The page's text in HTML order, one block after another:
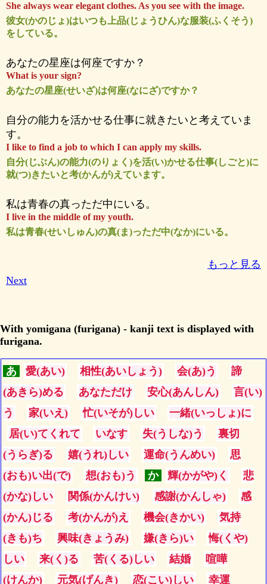
She always wear elegant clothes. As you see with the image.
彼女(かのじょ)はいつも上品(じょうひん)な服装(ふくそう)
をしている。
あなたの星座は何座ですか？
What is your sign?
あなたの星座(せいざ)は何座(なにざ)ですか？
自分の能力を活かせる仕事に就きたいと考えていま
す。
I like to find a job to which I can apply my skills.
自分(じぶん)の能力(のりょく)を活(い)かせる仕事(しごと)に
就(つ)きたいと考(かんが)えています。
私は青春の真っただ中にいる。
I live in the middle of my youth.
私は青春(せいしゅん)の真(ま)っただ中(なか)にいる。
もっと見る
Next
With yomigana (furigana) - kanji text is displayed with
furigana.
あ 愛(あい) 相性(あいしょう) 会(あ)う
諦
(あきら)める
あなただけ 安心(あんしん)
言(い)
う
家(いえ) 忙(いそが)しい
一緒(いっしょ)に
居(い)てくれて
いなす 失(うしな)う
裏切
(うらぎ)る
嬉(うれ)しい 運命(うんめい)
思
(おも)い出(で)
想(おも)う か 輝(かがや)く
悲
(かな)しい
関係(かんけい) 感謝(かんしゃ)
感
(かん)じる
考(かんが)え 機会(きかい)
気持
(きも)ち
興味(きょうみ) 嫌(きら)い
悔(くや)
しい
来(く)る 苦(くる)しい 結婚
喧嘩
(けんか)
元気(げんき) 恋(こい)しい 幸運